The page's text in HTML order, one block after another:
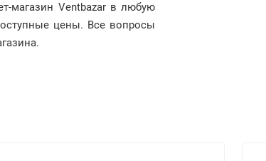
магазин Ventbazar в любую
цены. Все вопросы